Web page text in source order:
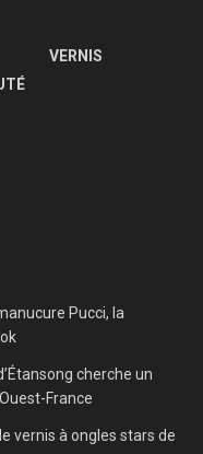
VERNIS
Pucci, la
cherche un
France
vernis à ongles stars de